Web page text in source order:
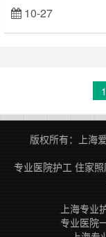
院，创建于1915 年，是集
研、防于一体的综合性三
百佳医院”、“双十佳人民
荣誉。医院设有46个临床
门诊科室，7个医技科室
10-27
1
版权所有：上海
专业医院护工 住家
上海专业
专业医院